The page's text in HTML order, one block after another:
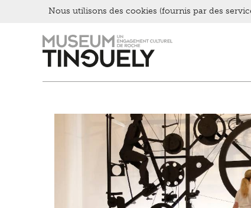
Hauptnavigation
Nous utilisons des cookies (fournis par des